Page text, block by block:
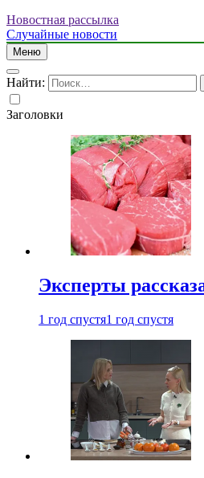
Новостная рассылка
Случайные новости
Меню
Найти:
Заголовки
Эксперты
1 год спустя1 год спустя